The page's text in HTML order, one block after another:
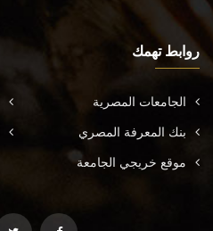
روابط تهمك
الجامعات المصرية
بنك المعرفة المصري
موقع خريجي الجامعة